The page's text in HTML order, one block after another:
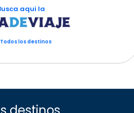
aqui la
los destinos